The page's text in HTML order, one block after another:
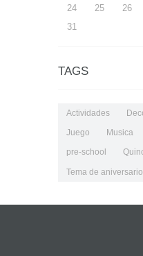
24
25 26
31
TAGS
Actividades
Juego Musica
pre-school
Tema de aniversario